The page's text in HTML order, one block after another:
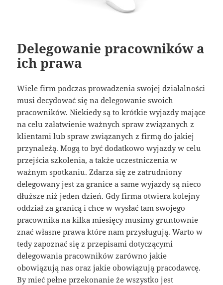
Delegowanie pracowników a
ich prawa
Wiele firm podczas prowadzenia swojej działalności
musi decydować się na delegowanie swoich
pracowników. Niekiedy są to krótkie wyjazdy mające
na celu załatwienie ważnych spraw związanych z
klientami lub spraw związanych z firmą do jakiej
przynależą. Mogą to być dodatkowo wyjazdy w celu
przejścia szkolenia, a także uczestniczenia w
ważnym spotkaniu. Zdarza się ze zatrudniony
delegowany jest za granice a same wyjazdy są nieco
dłuższe niż jeden dzień. Gdy firma otwiera kolejny
oddział za granicą i chce w wysłać tam swojego
pracownika na kilka miesięcy musimy gruntownie
znać własne prawa które nam przysługują. Warto w
tedy zapoznać się z przepisami dotyczącymi
delegowania pracowników zarówno jakie
obowiązują nas oraz jakie obowiązują pracodawcę.
By mieć pełne przekonanie że wszystko jest